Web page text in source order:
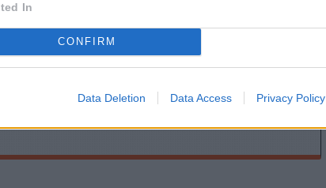
In
CONFIRM
Data Deletion Data Access Privacy Policy